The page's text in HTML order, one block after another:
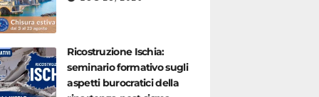
Ricostruzione Ischia:
seminario formativo sugli
aspetti burocratici della